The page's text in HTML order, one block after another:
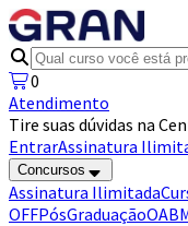
0
Atendimento
Tire suas dúvidas na
EntrarAssinatura
Concursos
Assinatura Ilimitada
OFFPósGraduaçãoOAB